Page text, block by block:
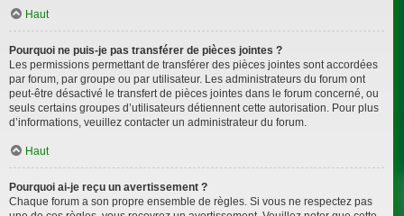
Haut
Pourquoi ne puis-je pas transférer de pièces jointes ?
Les permissions permettant de transférer des pièces jointes sont accordées
par forum, par groupe ou par utilisateur. Les administrateurs du forum ont
peut-être désactivé le transfert de pièces jointes dans le forum concerné, ou
seuls certains groupes d’utilisateurs détiennent cette autorisation. Pour plus
d’informations, veuillez contacter un administrateur du forum.
Haut
Pourquoi ai-je reçu un avertissement ?
Chaque forum a son propre ensemble de règles. Si vous ne respectez pas